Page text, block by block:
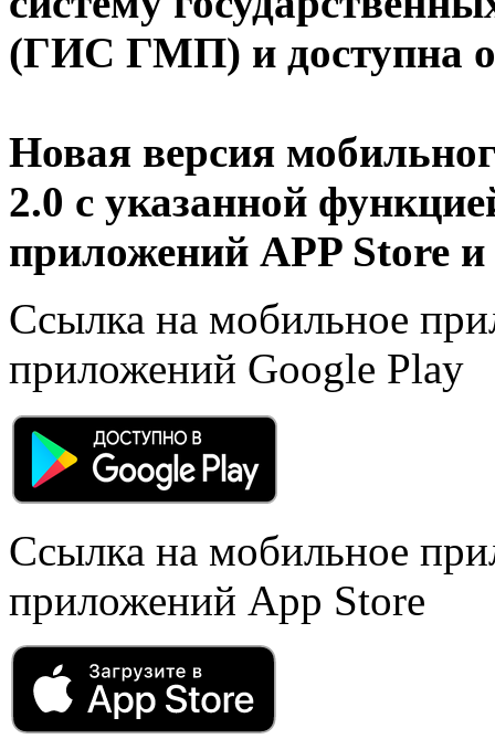
(ГИС ГМП) и доступна
Новая версия
2.0 с указанной
приложений APP Store и
Ссылка на мобильное
приложений Google Play
Ссылка на мобильное
приложений App Store